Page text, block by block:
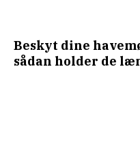
Beskyt dine
sådan holder de